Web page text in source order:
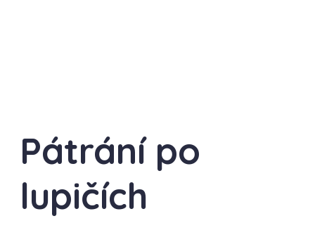
Pátrání po
lupičích